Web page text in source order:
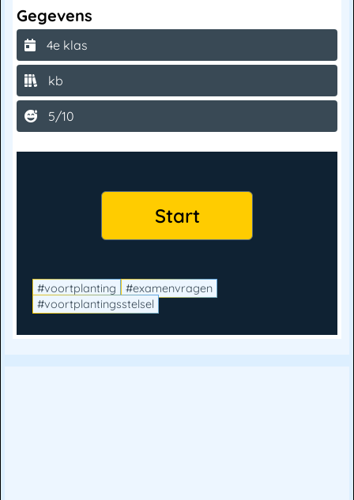
Gegevens
4e klas
kb
5/10
#voortplanting
#examenvragen
#voortplantingsstelsel